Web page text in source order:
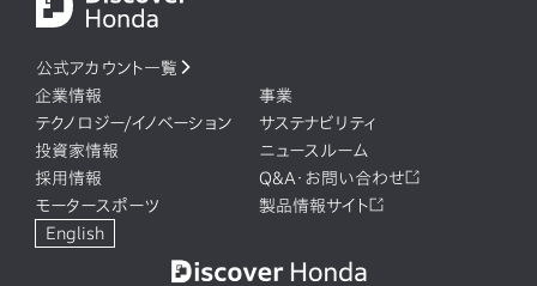
公式アカウント一覧
企業情報
事業
テクノロジー/イノベーション
サステナビリティ
投資家情報
ニュースルーム
採用情報
Q&A・お問い合わせ
モータースポーツ
製品情報サイト
English